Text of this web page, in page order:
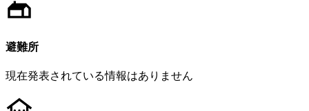
避難所
現在発表されている情報はありません